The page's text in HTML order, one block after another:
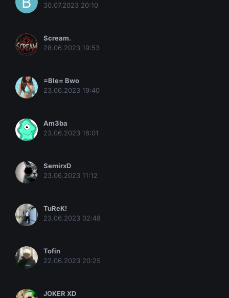
30.07.2023 20:10
Scream.
28.06.2023 19:53
=Ble= Bwo
23.06.2023 19:40
Am3ba
23.06.2023 16:01
SemirxD
23.06.2023 11:12
TuReK!
23.06.2023 02:48
Tofin
22.06.2023 20:25
JOKER XD